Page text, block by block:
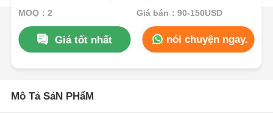
MOQ：2 Giá bán：90-150USD
Giá tốt nhất nói chuyện ngay.
Mô Tả SảN PHẩM